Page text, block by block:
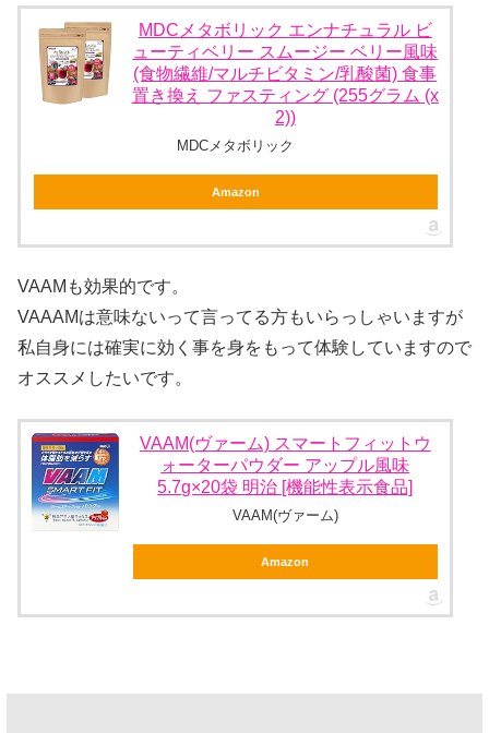
MDCメタボリック エンナチュラル ビ
ューティベリー スムージー ベリー風味
(食物繊維/マルチビタミン/乳酸菌) 食事
置き換え ファスティング (255グラム (x
2))
MDCメタボリック
Amazon
VAAMも効果的です。
VAAAMは意味ないって言ってる方もいらっしゃいますが
私自身には確実に効く事を身をもって体験していますので
オススメしたいです。
VAAM(ヴァーム) スマートフィットウ
ォーターパウダー アップル風味
5.7g×20袋 明治 [機能性表示食品]
VAAM(ヴァーム)
Amazon